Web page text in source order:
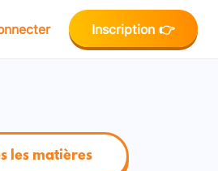
Inscription 👉
les matières